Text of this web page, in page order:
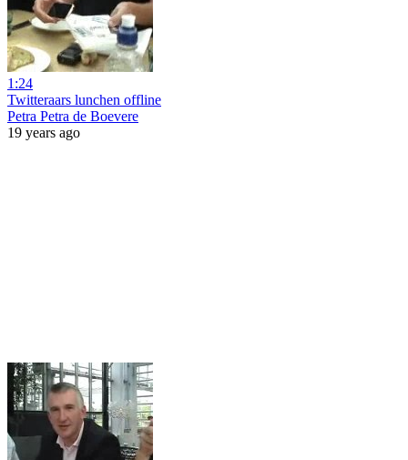
1:24
Twitteraars lunchen offline
Petra Petra de Boevere
19 years ago